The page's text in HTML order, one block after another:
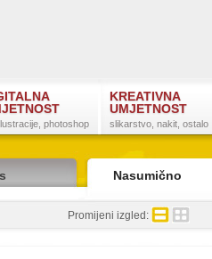
photoshop
KREATIVNA
UMJETNOST
slikarstvo, nakit, ostalo
Nasumično
Promijeni izgled: